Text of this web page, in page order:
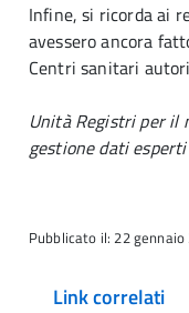
Infine, si ricorda ai
avessero ancora
Centri sanitari
Unità Registri per il
gestione dati esperti
Pubblicato il: 22 gennaio
Link correlati